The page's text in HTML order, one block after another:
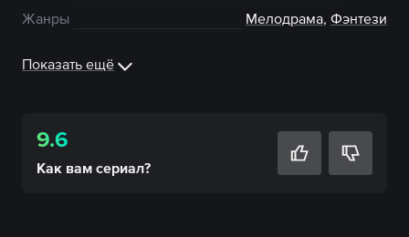
Жанры
Мелодрама, Фэнтези
Показать ещё
9.6
Как вам сериал?